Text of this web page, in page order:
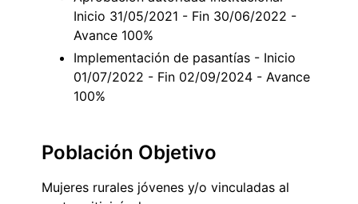
Inicio 31/05/2021 - Fin 30/06/2022 -
Avance 100%
Implementación de pasantías - Inicio
01/07/2022 - Fin 02/09/2024 - Avance
100%
Población Objetivo
Mujeres rurales jóvenes y/o vinculadas al